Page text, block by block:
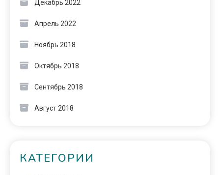
Декабрь 2022
Апрель 2022
Ноябрь 2018
Октябрь 2018
Сентябрь 2018
Август 2018
КАТЕГОРИИ